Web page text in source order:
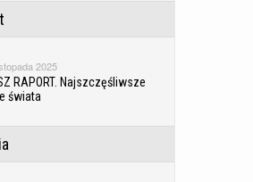
2025
RAPORT. Najszczęśliwsze
świata